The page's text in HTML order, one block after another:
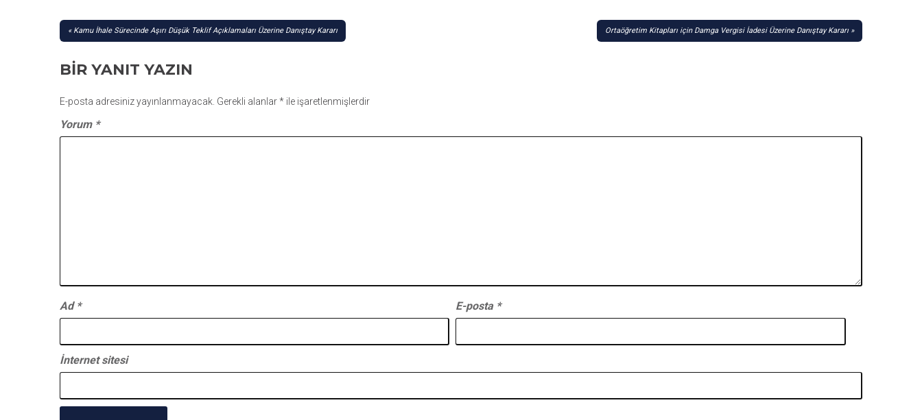
YAZI
Kamu İhale Sürecinde Aşırı Düşük Teklif Açıklamaları Üzerine Danıştay Kararı Ortaöğretim Kitapları için Damga Vergisi İadesi Üzerine Danıştay Kararı
BIR YANIT YAZIN
E-posta adresiniz yayınlanmayacak. Gerekli alanlar* ile işaretlenmişlerdir
Yorum *
Ad * E-posta *
İnternet sitesi